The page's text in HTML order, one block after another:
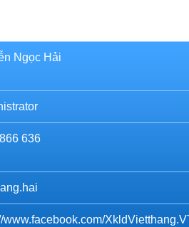
Ngọc Hải
636
www.facebook.com/